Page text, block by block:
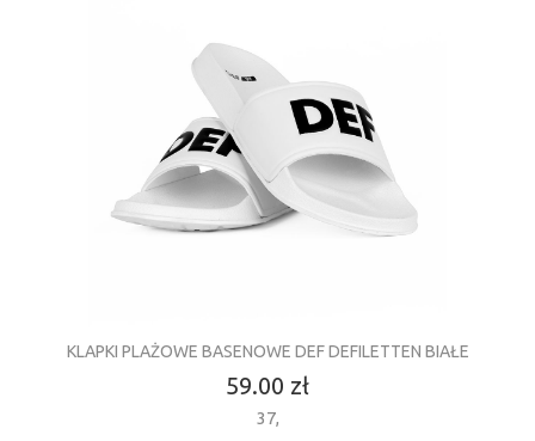
KLAPKI PLAŻOWE BASENOWE DEF DEFILETTEN BIAŁE
59.00 zł
37,